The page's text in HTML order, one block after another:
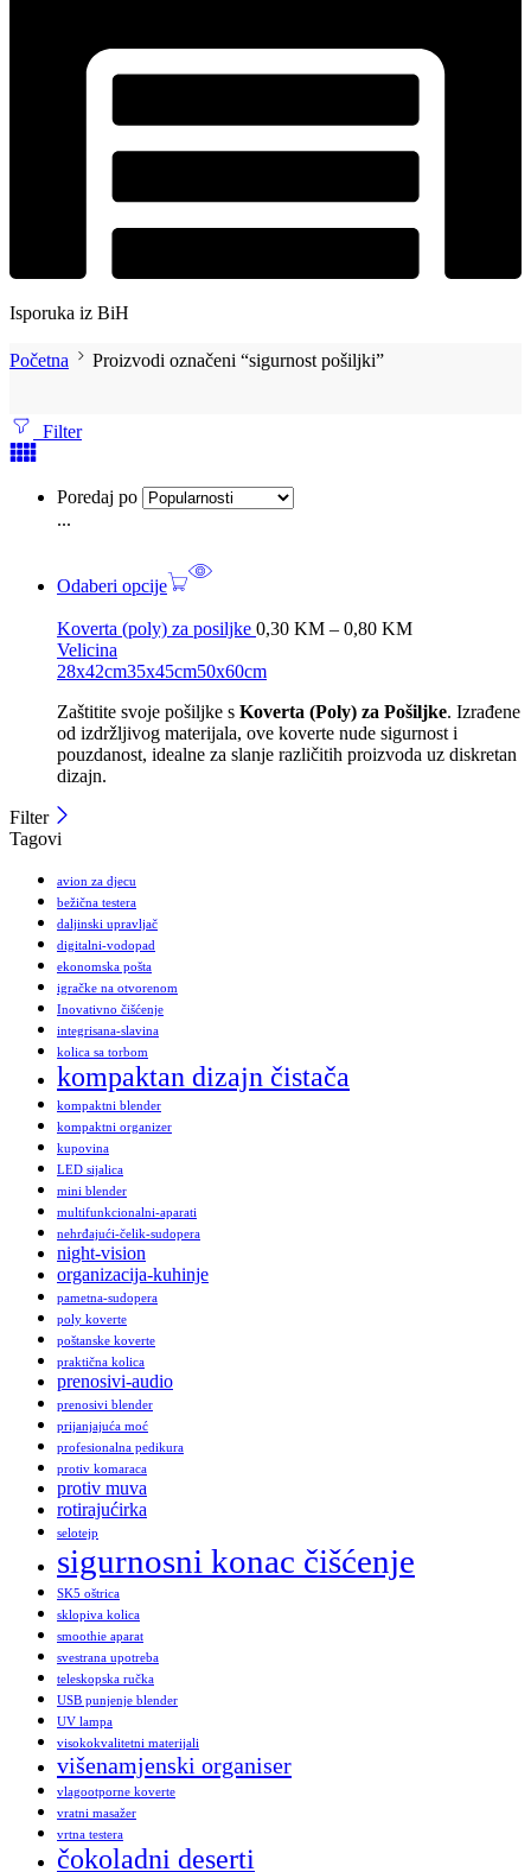
Isporuka iz BiH
Početna Proizvodi označeni “sigurnost pošiljki”
Filter
Poredaj po
...
Odaberi opcije
Koverta (poly) za posiljke 0,30 KM – 0,80 KM
Velicina
28x42cm35x45cm50x60cm
Zaštitite svoje pošiljke s Koverta (Poly) za Pošiljke. Izrađene
od izdržljivog materijala, ove koverte nude sigurnost i
pouzdanost, idealne za slanje različitih proizvoda uz diskretan
dizajn.
Filter
Tagovi
avion za djecu
bežična testera
daljinski upravljač
digitalni-vodopad
ekonomska pošta
igračke na otvorenom
Inovativno čišćenje
integrisana-slavina
kolica sa torbom
kompaktan dizajn čistača
kompaktni blender
kompaktni organizer
kupovina
LED sijalica
mini blender
multifunkcionalni-aparati
nehrđajući-čelik-sudopera
night-vision
organizacija-kuhinje
pametna-sudopera
poly koverte
poštanske koverte
praktična kolica
prenosivi-audio
prenosivi blender
prijanjajuća moć
profesionalna pedikura
protiv komaraca
protiv muva
rotirajućirka
selotejp
sigurnosni konac čišćenje
SK5 oštrica
sklopiva kolica
smoothie aparat
svestrana upotreba
teleskopska ručka
USB punjenje blender
UV lampa
visokokvalitetni materijali
višenamjenski organiser
vlagootporne koverte
vratni masažer
vrtna testera
čokoladni deserti